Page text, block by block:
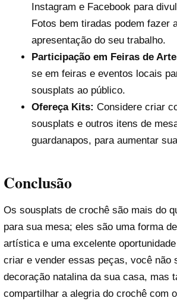
Instagram e Facebook para
Fotos bem tiradas podem fazer
apresentação do seu trabalho.
Participação em Feiras de
se em feiras e eventos locais
sousplats ao público.
Ofereça Kits: Considere criar
sousplats e outros itens de
guardanapos, para aumentar
Conclusão
Os sousplats de crochê são mais do
para sua mesa; eles são uma forma
artística e uma excelente
criar e vender essas peças, você não
decoração natalina da sua casa, mas
compartilhar a alegria do crochê com